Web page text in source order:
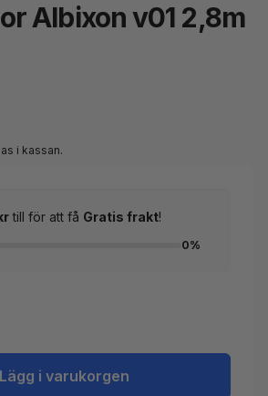
Albixon v01 2,8m
i kassan.
till för att få Gratis frakt!
0%
Lägg i varukorgen